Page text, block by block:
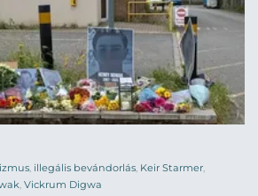
illegális bevándorlás Keir Starmer
Vickrum Digwa